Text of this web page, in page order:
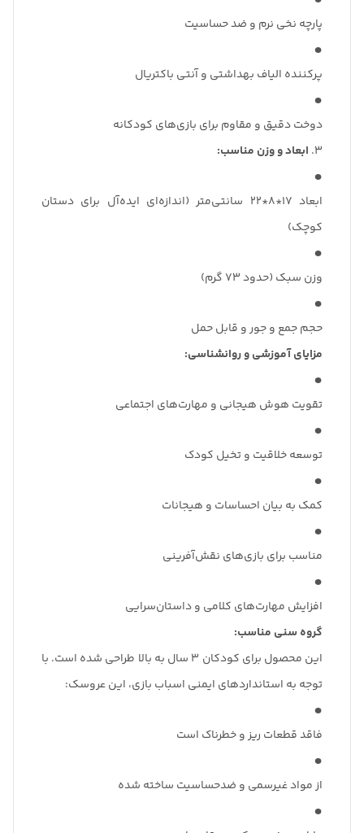
پارچه نخی نرم و ضد حساسیت
پرکننده الیاف بهداشتی و آنتی باکتریال
دوخت دقیق و مقاوم برای بازی‌های کودکانه
۳. ابعاد و وزن مناسب:
ابعاد 17*8*22 سانتی‌متر (اندازه‌ای ایده‌آل برای دستان
کوچک)
وزن سبک (حدود 73 گرم)
حجم جمع و جور و قابل حمل
مزایای آموزشی و روانشناسی:
تقویت هوش هیجانی و مهارت‌های اجتماعی
توسعه خلاقیت و تخیل کودک
کمک به بیان احساسات و هیجانات
مناسب برای بازی‌های نقش‌آفرینی
افزایش مهارت‌های کلامی و داستان‌سرایی
گروه سنی مناسب:
این محصول برای کودکان ۳ سال به بالا طراحی شده است. با
توجه به استانداردهای ایمنی اسباب بازی، این عروسک:
فاقد قطعات ریز و خطرناک است
از مواد غیرسمی و ضدحساسیت ساخته شده